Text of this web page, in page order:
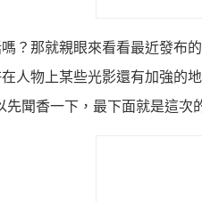
？那就親眼來看看最近發布
人物上某些光影還有加強的
聞香一下，最下面就是這次